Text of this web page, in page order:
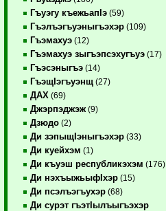
Гъуэгу къежьапIэ (59)
Гъэлъэгъуэныгъэхэр (109)
Гъэмахуэ (12)
Гъэмахуэ зыгъэпсэхугъуэ (17)
Гъэсэныгъэ (14)
ГъэщIэгъуэнщ (27)
ДАХ (69)
Джэрпэджэж (9)
Дзюдо (2)
Ди зэпыщIэныгъэхэр (33)
Ди куейхэм (1)
Ди къуэш республикэхэм (176)
Ди нэхъыжьыфIхэр (15)
Ди псэлъэгъухэр (68)
Ди сурэт гъэтIылъыгъэхэр